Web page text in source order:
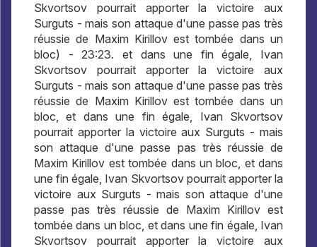
Skvortsov pourrait apporter la victoire aux
Surguts - mais son attaque d'une passe pas très
réussie de Maxim Kirillov est tombée dans un
bloc) - 23:23. et dans une fin égale, Ivan
Skvortsov pourrait apporter la victoire aux
Surguts - mais son attaque d'une passe pas très
réussie de Maxim Kirillov est tombée dans un
bloc, et dans une fin égale, Ivan Skvortsov
pourrait apporter la victoire aux Surguts - mais
son attaque d'une passe pas très réussie de
Maxim Kirillov est tombée dans un bloc, et dans
une fin égale, Ivan Skvortsov pourrait apporter la
victoire aux Surguts - mais son attaque d'une
passe pas très réussie de Maxim Kirillov est
tombée dans un bloc, et dans une fin égale, Ivan
Skvortsov pourrait apporter la victoire aux